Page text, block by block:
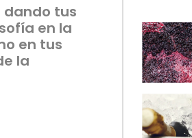
dando tus
en la
en tus
la